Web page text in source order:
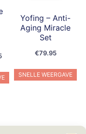
Huidige
is:
€34.95.
Yofing – Anti-
Aging Miracle
Set
€79.95
SNELLE WEERGAVE